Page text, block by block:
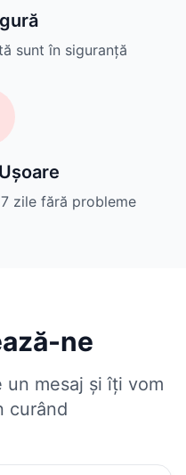
sunt în siguranță
zile fără probleme
ne
mesaj și îți vom
curând